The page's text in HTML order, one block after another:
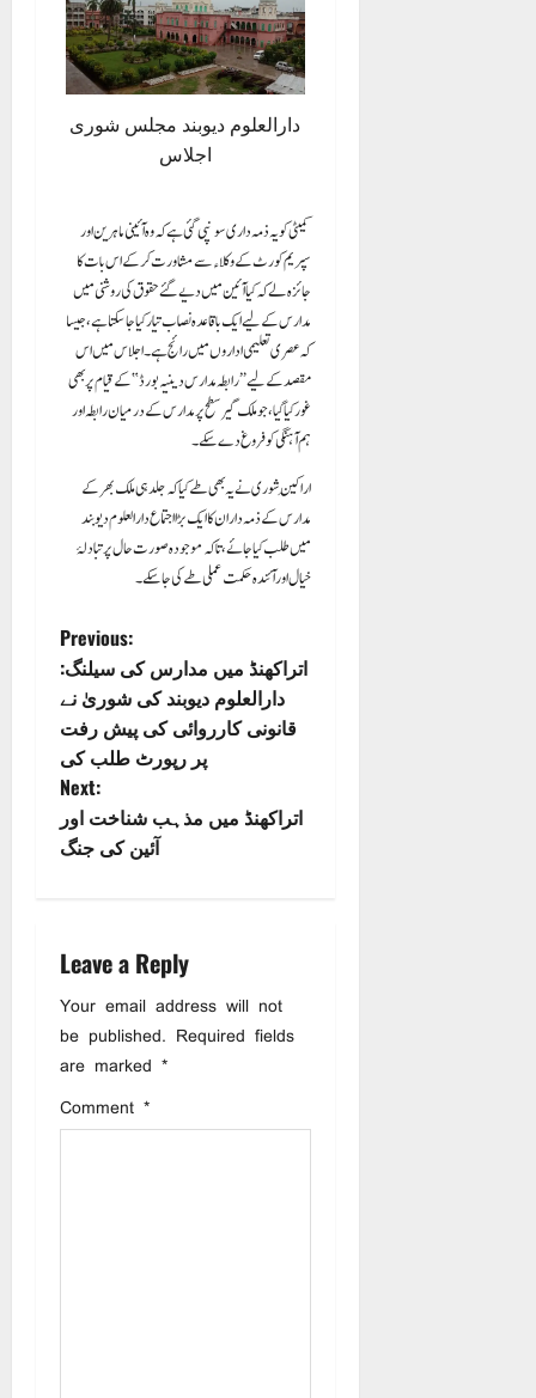
دارالعلوم دیوبند مجلس شوری
اجلاس
کمیٹی کو یہ ذمہ داری سونپی گئی ہے کہ وہ آئینی ماہرین اور
سپریم کورٹ کے وکلاء سے مشاورت کرکے اس بات کا
جائزہ لے کہ کیا آئین میں دیے گئے حقوق کی روشنی میں
مدارس کے لیے ایک باقاعدہ نصاب تیار کیا جا سکتا ہے، جیسا
کہ عصری تعلیمی اداروں میں رائج ہے۔ اجلاس میں اس
مقصد کے لیے “رابطہ مدارس دینیہ بورڈ” کے قیام پر بھی
غور کیا گیا، جو ملک گیر سطح پر مدارس کے درمیان رابطہ اور
ہم آہنگی کو فروغ دے سکے۔
اراکینِ شوری نے یہ بھی طے کیا کہ جلد ہی ملک بھر کے
مدارس کے ذمہ داران کا ایک بڑا اجتماع دارالعلوم دیوبند
میں طلب کیا جائے، تاکہ موجودہ صورت حال پر تبادلۂ
خیال اور آئندہ حکمت عملی طے کی جا سکے۔
Previous:
اتراکھنڈ میں مدارس کی سیلنگ:
دارالعلوم دیوبند کی شوریٰ نے
قانونی کارروائی کی پیش رفت
پر رپورٹ طلب کی
Next:
اتراکھنڈ میں مذہب شناخت اور
آئین کی جنگ
Leave a Reply
Your email address will not
be published. Required fields
are marked *
Comment *